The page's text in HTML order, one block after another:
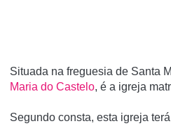
Situada na freguesia de Santa
Maria do Castelo, é a igreja
Segundo consta, esta igreja